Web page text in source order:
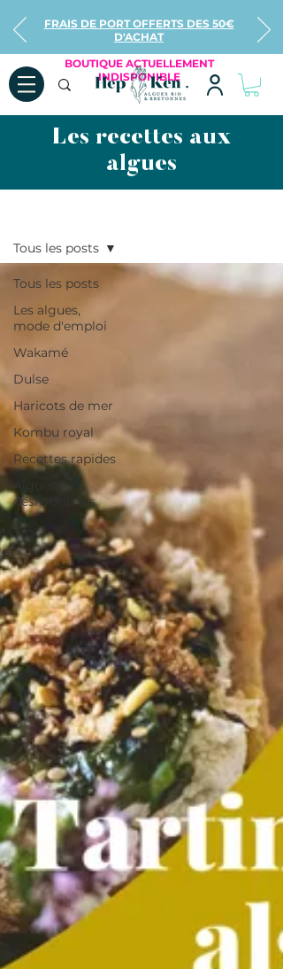
FRAIS DE PORT OFFERTS DES 50€
D'ACHAT
BOUTIQUE ACTUELLEMENT
INDISPONIBLE
Les recettes aux
algues
Tous les posts
Les algues,
mode d'emploi
Wakamé
Dulse
Haricots de mer
Kombu royal
Recettes rapides
Algues
déshydratées
Tous les posts